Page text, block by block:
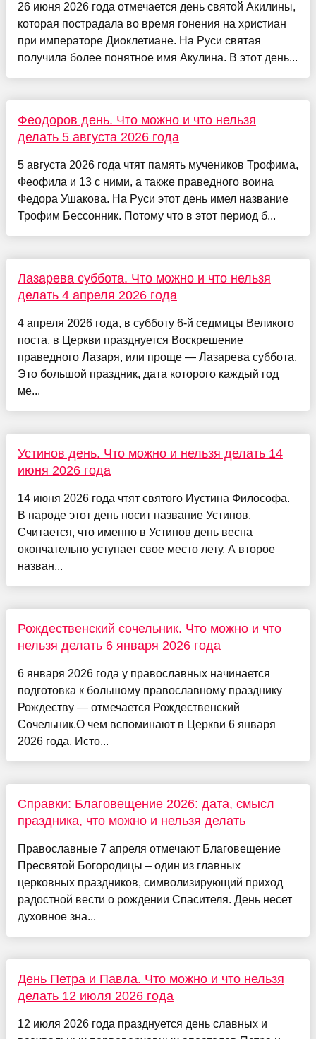
26 июня 2026 года отмечается день святой Акилины,
которая пострадала во время гонения на христиан
при императоре Диоклетиане. На Руси святая
получила более понятное имя Акулина. В этот день...
Феодоров день. Что можно и что нельзя
делать 5 августа 2026 года
5 августа 2026 года чтят память мучеников Трофима,
Феофила и 13 с ними, а также праведного воина
Федора Ушакова. На Руси этот день имел название
Трофим Бессонник. Потому что в этот период б...
Лазарева суббота. Что можно и что нельзя
делать 4 апреля 2026 года
4 апреля 2026 года, в субботу 6-й седмицы Великого
поста, в Церкви празднуется Воскрешение
праведного Лазаря, или проще — Лазарева суббота.
Это большой праздник, дата которого каждый год
ме...
Устинов день. Что можно и нельзя делать 14
июня 2026 года
14 июня 2026 года чтят святого Иустина Философа.
В народе этот день носит название Устинов.
Считается, что именно в Устинов день весна
окончательно уступает свое место лету. А второе
назван...
Рождественский сочельник. Что можно и что
нельзя делать 6 января 2026 года
6 января 2026 года у православных начинается
подготовка к большому православному празднику
Рождеству — отмечается Рождественский
Сочельник.О чем вспоминают в Церкви 6 января
2026 года. Исто...
Справки: Благовещение 2026: дата, смысл
праздника, что можно и нельзя делать
Православные 7 апреля отмечают Благовещение
Пресвятой Богородицы – один из главных
церковных праздников, символизирующий приход
радостной вести о рождении Спасителя. День несет
духовное зна...
День Петра и Павла. Что можно и что нельзя
делать 12 июля 2026 года
12 июля 2026 года празднуется день славных и